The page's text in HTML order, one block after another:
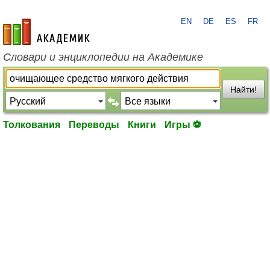
academic.ru
EN DE ES FR
Словари и энциклопедии на Академике
Найти!
Толкования Переводы Книги Игры ⚽